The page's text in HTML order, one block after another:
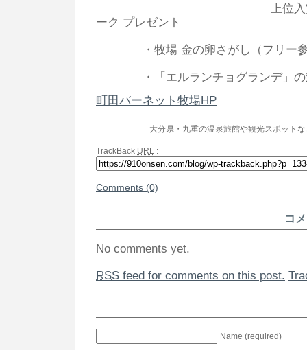
上位入賞者には豊
ーク プレゼント
・牧場 金の卵さがし（フリー参
・「エルランチョグランデ」の
町田バーネット牧場HP
大分県・九重の温泉旅館や観光スポット
TrackBack URL :
Comments (0)
コ
No comments yet.
RSS feed for comments on this post.
Name (required)